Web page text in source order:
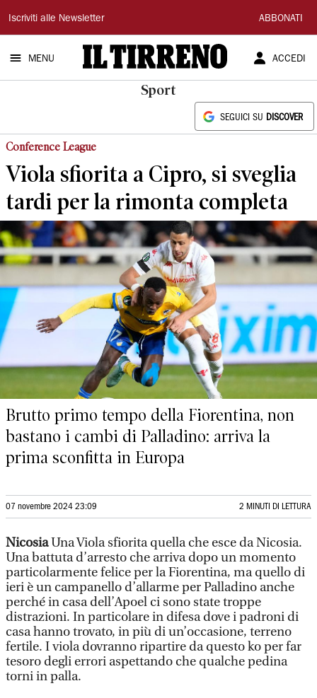
Il
Tirreno
Iscriviti alle Newsletter ABBONATI
MENU ACCEDI
Sport
SEGUICI SU DISCOVER
Conference League
Viola sfiorita a Cipro, si sveglia
tardi per la rimonta completa
Brutto primo tempo della Fiorentina, non
bastano i cambi di Palladino: arriva la
prima sconfitta in Europa
07 novembre 2024 23:09 2 MINUTI DI LETTURA
NicosiaUna Viola sfiorita quella che esce da Nicosia.
Una battuta d’arresto che arriva dopo un momento
particolarmente felice per la Fiorentina, ma quello di
ieri è un campanello d’allarme per Palladino anche
perché in casa dell’Apoel ci sono state troppe
distrazioni. In particolare in difesa dove i padroni di
casa hanno trovato, in più di un’occasione, terreno
fertile. I viola dovranno ripartire da questo ko per far
tesoro degli errori aspettando che qualche pedina
torni in palla.